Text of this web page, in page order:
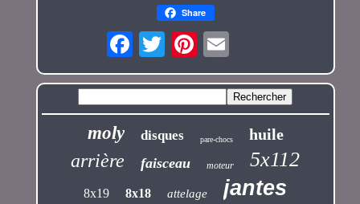
Share
moly disques pare-chocs huile
arrière faisceau moteur 5x112
8x19 8x18 attelage jantes